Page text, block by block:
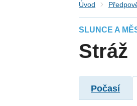
Úvod
SLUNCE A
Stráž
Počasí